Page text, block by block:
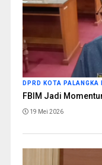
DPRD KOTA PALANGKA
FBIM Jadi
19 Mei 2026